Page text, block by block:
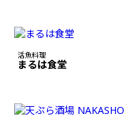
活魚料理
まるは食堂